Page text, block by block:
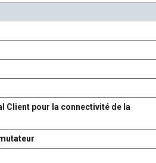
Client pour la connectivité de la